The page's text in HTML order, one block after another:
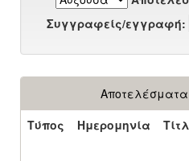
Συγγραφείς/εγγραφή:
Τύπος
Ημερομηνία